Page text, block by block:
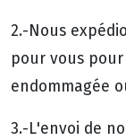
2.-Nous
pour vous
endommagée
3.-L'envoi de